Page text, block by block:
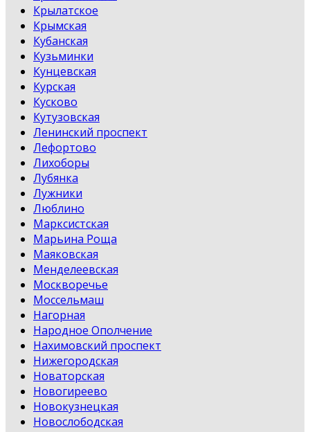
Крылатское
Крымская
Кубанская
Кузьминки
Кунцевская
Курская
Кусково
Кутузовская
Ленинский проспект
Лефортово
Лихоборы
Лубянка
Лужники
Люблино
Марксистская
Марьина Роща
Маяковская
Менделеевская
Москворечье
Моссельмаш
Нагорная
Народное Ополчение
Нахимовский проспект
Нижегородская
Новаторская
Новогиреево
Новокузнецкая
Новослободская